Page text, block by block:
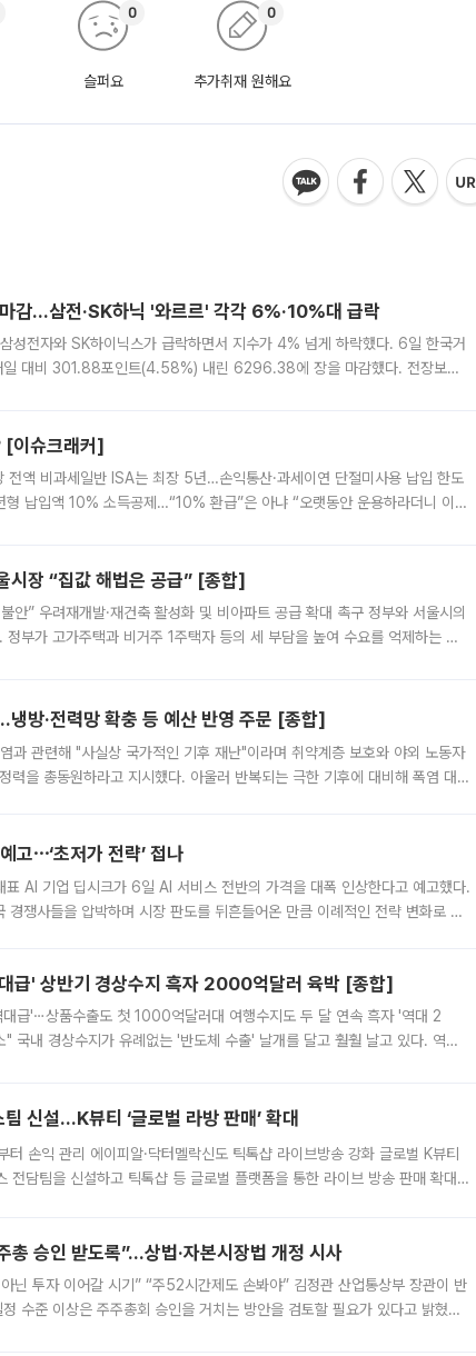
슬퍼요
0
추가취재 원해요
0
감…삼전·SK하닉 '와르르' 각각 6%·10%대 급락
성전자와 SK하이닉스가 급락하면서 지수가 4% 넘게 하락했다. 6일 한국거
일 대비 301.88포인트(4.58%) 내린 6296.38에 장을 마감했다. 전장보다
[이슈크래커]
전액 비과세일반 ISA는 최장 5년…손익통산·과세이연 단절미사용 납입 한도
납입액 10% 소득공제…“10% 환급”은 아냐 “오랫동안 운용하라더니 이제
장 “집값 해법은 공급” [종합]
안” 우려재개발·재건축 활성화 및 비아파트 공급 확대 촉구 정부와 서울시의
부가 고가주택과 비거주 1주택자 등의 세 부담을 높여 수요를 억제하는 카
방·전력망 확충 등 예산 반영 주문 [종합]
과 관련해 "사실상 국가적인 기후 재난"이라며 취약계층 보호와 야외 노동자
력을 총동원하라고 지시했다. 아울러 반복되는 극한 기후에 대비해 폭염 대응
고⋯‘초저가 전략’ 접나
표 AI 기업 딥시크가 6일 AI 서비스 전반의 가격을 대폭 인상한다고 예고했다.
경쟁사들을 압박하며 시장 판도를 뒤흔들어온 만큼 이례적인 전략 변화로 평
급' 상반기 경상수지 흑자 2000억달러 육박 [종합]
급'⋯상품수출도 첫 1000억달러대 여행수지도 두 달 연속 흑자 '역대 2
국내 경상수지가 유례없는 '반도체 수출' 날개를 달고 훨훨 날고 있다. 역대
신설…K뷰티 ‘글로벌 라방 판매’ 확대
손익 관리 에이피알·닥터멜락신도 틱톡샵 라이브방송 강화 글로벌 K뷰티
전담팀을 신설하고 틱톡샵 등 글로벌 플랫폼을 통한 라이브 방송 판매 확대에
총 승인 받도록”…상법·자본시장법 개정 시사
닌 투자 이어갈 시기” “주52시간제도 손봐야” 김정관 산업통상부 장관이 반
수준 이상은 주주총회 승인을 거치는 방안을 검토할 필요가 있다고 밝혔다.